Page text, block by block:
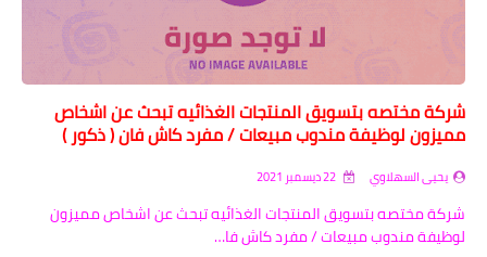
شركة مختصه بتسويق المنتجات الغذائيه تبحث عن اشخاص
مميزون لوظيفة مندوب مبيعات / مفرد كاش فان ( ذكور )
يحيى السهلاوي
شركة مختصه بتسويق المنتجات الغذائيه تبحث عن اشخاص مميزون
لوظيفة مندوب مبيعات / مفرد كاش فا…